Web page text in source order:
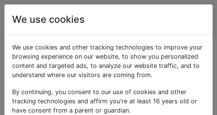
Amélioration
de l'habitat
Questions marquées
«home-automation»
Questions liées à l'automatisation des éléments de la
We use cookies
We use cookies and other tracking technologies to improve your
browsing experience on our website, to show you personalized
content and targeted ads, to analyze our website traffic, and to
understand where our visitors are coming from.
By continuing, you consent to our use of cookies and other
tracking technologies and affirm you're at least 16 years old or
have consent from a parent or guardian.